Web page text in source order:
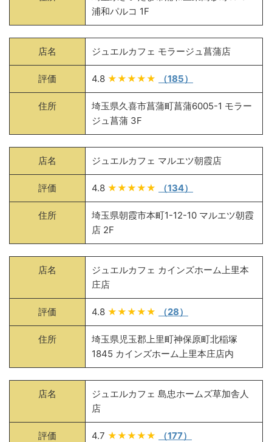
浦和パルコ 1F
店名 ジュエルカフェ モラージュ菖蒲店
評価 4.8 ★★★★★ （185）
住所
埼玉県久喜市菖蒲町菖蒲6005-1 モラー
ジュ菖蒲 3F
店名 ジュエルカフェ マルエツ朝霞店
評価 4.8 ★★★★★ （134）
住所
埼玉県朝霞市本町1-12-10 マルエツ朝霞
店 2F
店名
ジュエルカフェ カインズホーム上里本
庄店
評価 4.8 ★★★★★ （28）
住所
埼玉県児玉郡上里町神保原町北稲塚
1845 カインズホーム上里本庄店内
店名
ジュエルカフェ 島忠ホームズ草加舎人
店
評価 4.7 ★★★★★ （177）